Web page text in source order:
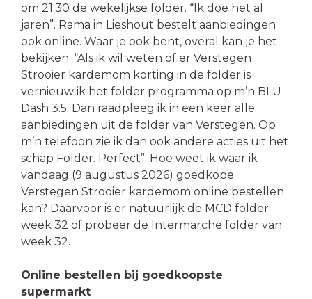
om 21:30 de wekelijkse folder. “Ik doe het al
jaren”. Rama in Lieshout bestelt aanbiedingen
ook online. Waar je ook bent, overal kan je het
bekijken. “Als ik wil weten of er Verstegen
Strooier kardemom korting in de folder is
vernieuw ik het folder programma op m’n BLU
Dash 3.5. Dan raadpleeg ik in een keer alle
aanbiedingen uit de folder van Verstegen. Op
m’n telefoon zie ik dan ook andere acties uit het
schap Folder. Perfect”. Hoe weet ik waar ik
vandaag (9 augustus 2026) goedkope
Verstegen Strooier kardemom online bestellen
kan? Daarvoor is er natuurlijk de MCD folder
week 32 of probeer de Intermarche folder van
week 32.
Online bestellen bij goedkoopste
supermarkt